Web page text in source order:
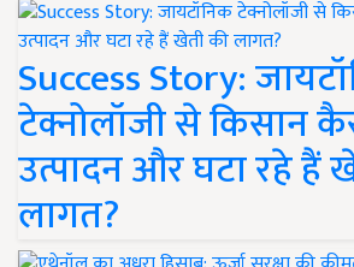
Success Story:
टेक्नोलॉजी से किसान
उत्पादन और घटा रहे हैं
लागत?